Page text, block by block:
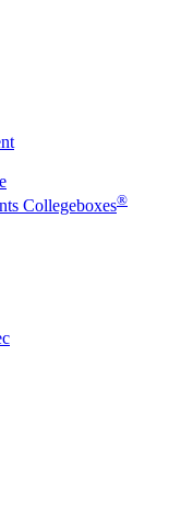
Collegeboxes®